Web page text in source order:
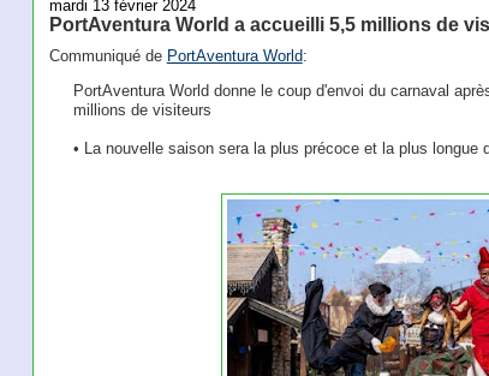
mardi 13 février 2024
PortAventura World a accueilli 5,5 millions de
Communiqué de PortAventura World:
PortAventura World donne le coup d'envoi du carnaval
millions de visiteurs
• La nouvelle saison sera la plus précoce et la plus